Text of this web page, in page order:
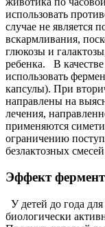
использовать
случае не является
вскармливания,
глюкозы и
ребенка. В
использовать
капсулы). При
направлены на
лечения,
применяются
ограничению
безлактозных
Эффект
У детей до года
биологически